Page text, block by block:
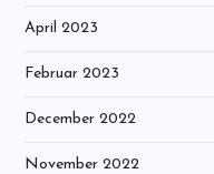
April 2023
Februar 2023
December 2022
November 2022